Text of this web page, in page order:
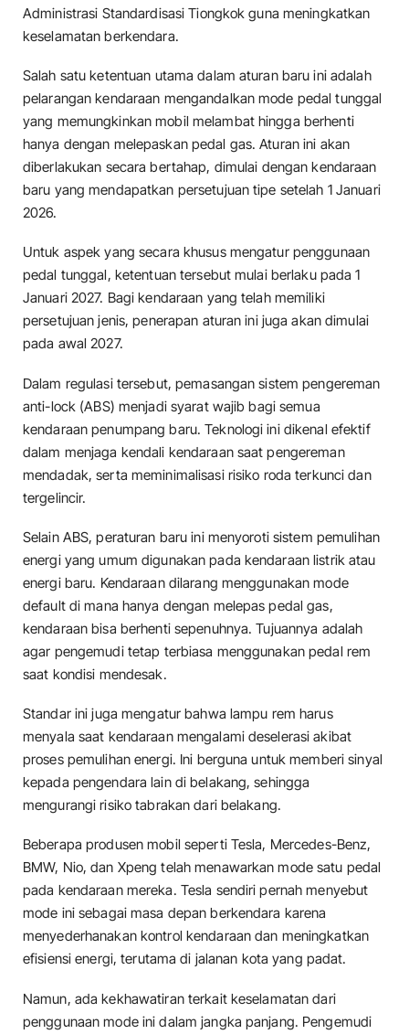
Administrasi Standardisasi Tiongkok guna meningkatkan
keselamatan berkendara.
Salah satu ketentuan utama dalam aturan baru ini adalah
pelarangan kendaraan mengandalkan mode pedal tunggal
yang memungkinkan mobil melambat hingga berhenti
hanya dengan melepaskan pedal gas. Aturan ini akan
diberlakukan secara bertahap, dimulai dengan kendaraan
baru yang mendapatkan persetujuan tipe setelah 1 Januari
2026.
Untuk aspek yang secara khusus mengatur penggunaan
pedal tunggal, ketentuan tersebut mulai berlaku pada 1
Januari 2027. Bagi kendaraan yang telah memiliki
persetujuan jenis, penerapan aturan ini juga akan dimulai
pada awal 2027.
Dalam regulasi tersebut, pemasangan sistem pengereman
anti-lock (ABS) menjadi syarat wajib bagi semua
kendaraan penumpang baru. Teknologi ini dikenal efektif
dalam menjaga kendali kendaraan saat pengereman
mendadak, serta meminimalisasi risiko roda terkunci dan
tergelincir.
Selain ABS, peraturan baru ini menyoroti sistem pemulihan
energi yang umum digunakan pada kendaraan listrik atau
energi baru. Kendaraan dilarang menggunakan mode
default di mana hanya dengan melepas pedal gas,
kendaraan bisa berhenti sepenuhnya. Tujuannya adalah
agar pengemudi tetap terbiasa menggunakan pedal rem
saat kondisi mendesak.
Standar ini juga mengatur bahwa lampu rem harus
menyala saat kendaraan mengalami deselerasi akibat
proses pemulihan energi. Ini berguna untuk memberi sinyal
kepada pengendara lain di belakang, sehingga
mengurangi risiko tabrakan dari belakang.
Beberapa produsen mobil seperti Tesla, Mercedes-Benz,
BMW, Nio, dan Xpeng telah menawarkan mode satu pedal
pada kendaraan mereka. Tesla sendiri pernah menyebut
mode ini sebagai masa depan berkendara karena
menyederhanakan kontrol kendaraan dan meningkatkan
efisiensi energi, terutama di jalanan kota yang padat.
Namun, ada kekhawatiran terkait keselamatan dari
penggunaan mode ini dalam jangka panjang. Pengemudi